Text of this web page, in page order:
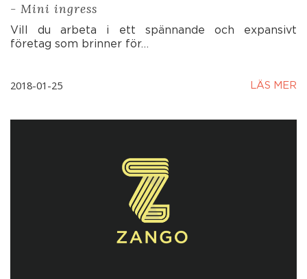
- Mini ingress
Vill du arbeta i ett spännande och expansivt
företag som brinner för…
2018-01-25 LÄS MER